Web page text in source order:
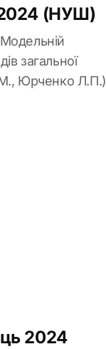
2024 (НУШ)
Модельній
загальної
Юрченко Л.П.)
2024